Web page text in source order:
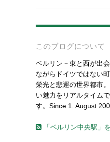
このブログについて
ベルリン－東と西が出
ながらドイツではない
栄光と悲運の世界都市
い魅力をリアルタイム
す。Since 1. August
「ベルリン中央駅」